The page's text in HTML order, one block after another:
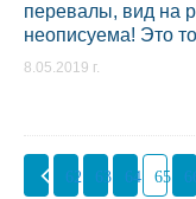
перевалы, вид на
неописуема! Это
8.05.2019 г.
62 63 64 65